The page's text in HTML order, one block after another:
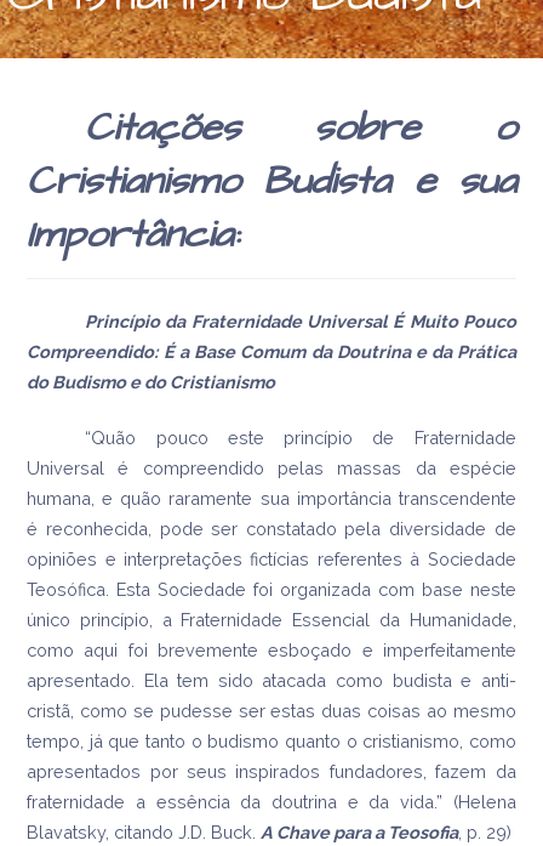
Citações sobre o
Cristianismo Budista e sua
Importância:
Princípio da Fraternidade Universal É Muito Pouco
Compreendido: É a Base Comum da Doutrina e da Prática
do Budismo e do Cristianismo
“Quão pouco este princípio de Fraternidade
Universal é compreendido pelas massas da espécie
humana, e quão raramente sua importância transcendente
é reconhecida, pode ser constatado pela diversidade de
opiniões e interpretações fictícias referentes à Sociedade
Teosófica. Esta Sociedade foi organizada com base neste
único princípio, a Fraternidade Essencial da Humanidade,
como aqui foi brevemente esboçado e imperfeitamente
apresentado. Ela tem sido atacada como budista e anti-
cristã, como se pudesse ser estas duas coisas ao mesmo
tempo, já que tanto o budismo quanto o cristianismo, como
apresentados por seus inspirados fundadores, fazem da
fraternidade a essência da doutrina e da vida.” (Helena
Blavatsky, citando J.D. Buck. A Chave para a Teosofia, p. 29)